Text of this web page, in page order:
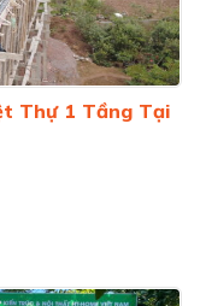
Thự 1 Tầng Tại